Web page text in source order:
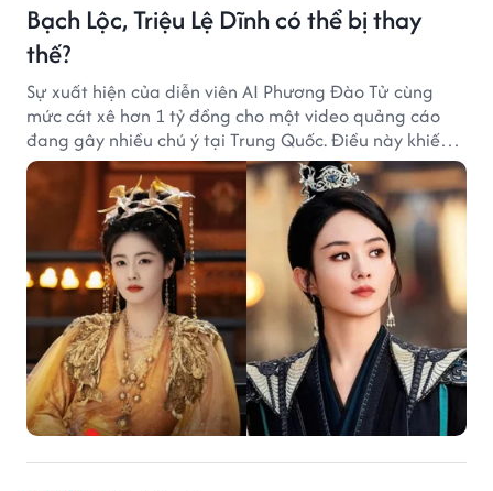
Bạch Lộc, Triệu Lệ Dĩnh có thể bị thay
thế?
Sự xuất hiện của diễn viên AI Phương Đào Tử cùng
mức cát xê hơn 1 tỷ đồng cho một video quảng cáo
đang gây nhiều chú ý tại Trung Quốc. Điều này khiến
không ít người đặt câu hỏi liệu những ngôi sao hàng
đầu như Bạch Lộc, Triệu Lệ Dĩnh có thể bị thay thế
trong tương lai.